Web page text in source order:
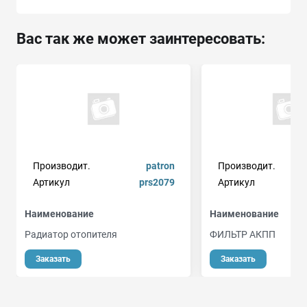
Вас так же может заинтересовать:
Производит.
patron
Артикул
prs2079
Наименование
Радиатор отопителя
Заказать
Производит.
Артикул
Наименование
ФИЛЬТР АКПП
Заказать